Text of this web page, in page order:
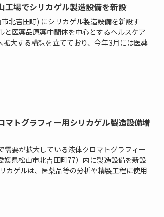
工場でシリカゲル製造設備を新設
北吉田町) にシリカゲル製造設備を新設す
と医薬品原薬中間体を中心とするヘルスケア
大する構想を立てており、今年3月には医薬
マトグラフィー用シリカゲル製造設備増
要が拡大している液体クロマトグラフィー
県松山市北吉田町77）内に製造設備を新設
カゲルは、医薬品等の分析や精製工程に使用